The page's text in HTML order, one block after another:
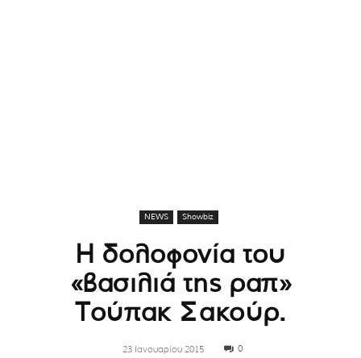
NEWS Showbiz
Η δολοφονία του
«βασιλιά της ραπ»
Τούπακ Σακούρ.
23 Ιανουαρίου 2015 0